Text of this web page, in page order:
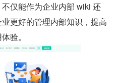
仅能作为企业内部 wiki 还
更好的管理内部知识，提高
验。